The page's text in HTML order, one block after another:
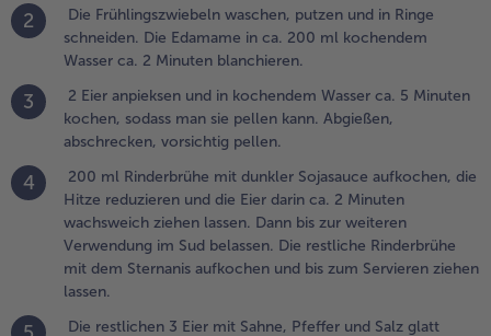
die Eier
Dann
zur
restliche
2
Die Frühlingszwiebeln waschen, putzen und in Ringe
schneiden. Die Edamame in ca. 200 ml kochendem
Wasser ca. 2 Minuten blanchieren.
3
2 Eier anpieksen und in kochendem Wasser ca. 5 Minuten
kochen, sodass man sie pellen kann. Abgießen,
abschrecken, vorsichtig pellen.
4
200 ml Rinderbrühe mit dunkler Sojasauce aufkochen, die
Hitze reduzieren und die Eier darin ca. 2 Minuten
wachsweich ziehen lassen. Dann bis zur weiteren
Verwendung im Sud belassen. Die restliche Rinderbrühe
mit dem Sternanis aufkochen und bis zum Servieren ziehen
lassen.
Die restlichen 3 Eier mit Sahne, Pfeffer und Salz glatt